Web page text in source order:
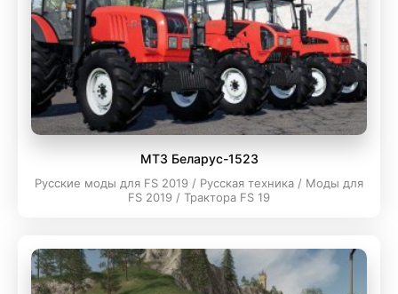
МТЗ Беларус-1523
Русские моды для FS 2019 / Русская техника / Моды для
FS 2019 / Трактора FS 19